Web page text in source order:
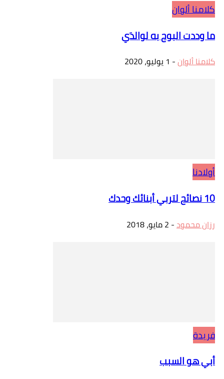
كلامنا ألوان
ما وددت البوح به لوالدَي
كلامنا ألوان- 1 يوليو، 2020
أولادنا
10 نصائح لتربي أبنائك وحدك
رزان محمود- 2 مايو، 2018
فريدة
أبي هو السبب